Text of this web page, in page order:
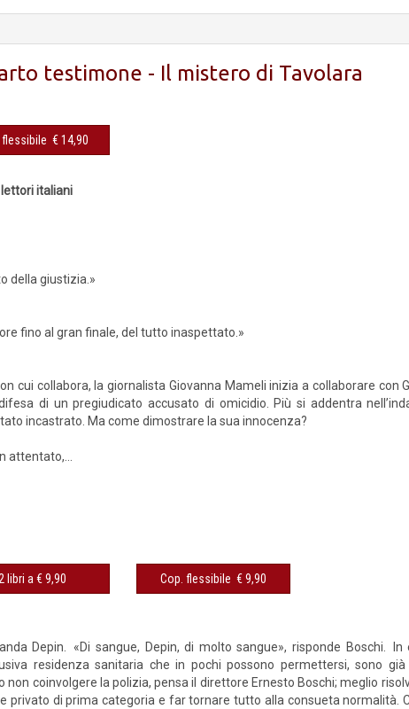
testimone - Il mistero di Tavolara
Cop. flessibile € 14,90
italiani
della giustizia.»
fino al gran finale, del tutto inaspettato.»
cui collabora, la giornalista Giovanna Mameli inizia a collaborare con
di un pregiudicato accusato di omicidio. Più si addentra
incastrato. Ma come dimostrare la sua innocenza?
attentato,...
libri a € 9,90 Cop. flessibile € 9,90
Depin. «Di sangue, Depin, di molto sangue», risponde Boschi.
residenza sanitaria che in pochi possono permettersi, sono
coinvolgere la polizia, pensa il direttore Ernesto Boschi; meglio
privato di prima categoria e far tornare tutto alla consueta normalità.